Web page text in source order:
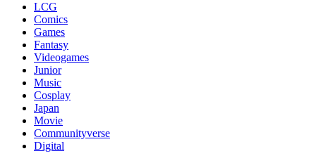
LCG
Comics
Games
Fantasy
Videogames
Junior
Music
Cosplay
Japan
Movie
Communityverse
Digital